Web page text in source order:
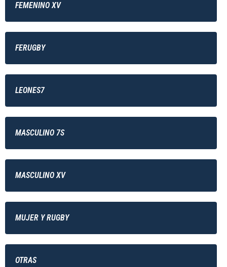
FEMENINO XV
FERUGBY
LEONES7
MASCULINO 7S
MASCULINO XV
MUJER Y RUGBY
OTRAS